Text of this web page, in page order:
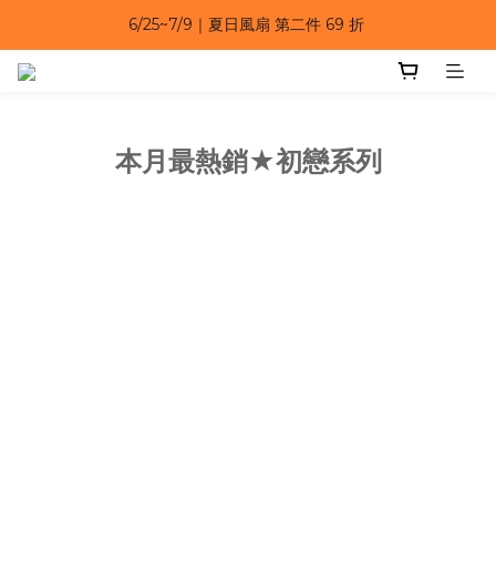
6/25~7/9｜夏日風扇 第二件 69 折
6/25~7/9｜夏日風扇 第二件 69 折
本月最熱銷★初戀系列